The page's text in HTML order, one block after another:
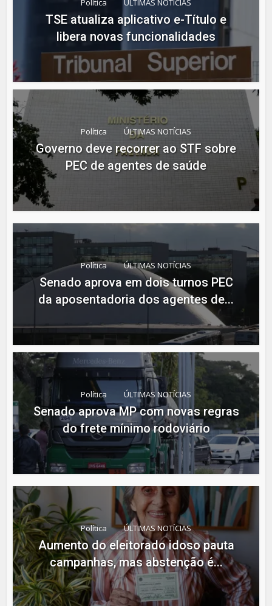
Política ÚLTIMAS NOTÍCIAS
TSE atualiza aplicativo e-Título e
libera novas funcionalidades
Política ÚLTIMAS NOTÍCIAS
Governo deve recorrer ao STF sobre
PEC de agentes de saúde
Política ÚLTIMAS NOTÍCIAS
Senado aprova em dois turnos PEC
da aposentadoria dos agentes de...
Política ÚLTIMAS NOTÍCIAS
Senado aprova MP com novas regras
do frete mínimo rodoviário
Política ÚLTIMAS NOTÍCIAS
Aumento do eleitorado idoso pauta
campanhas, mas abstenção é...